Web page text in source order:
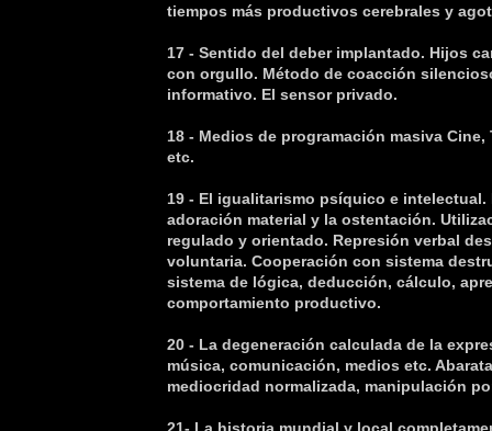
tiempos más productivos cerebrales y
17 - Sentido del deber implantado. Hijos
con orgullo. Método de coacción
informativo. El sensor privado.
18 - Medios de programación masiva Cine,
etc.
19 - El igualitarismo psíquico e
adoración material y la ostentación.
regulado y orientado. Represión verbal
voluntaria. Cooperación con sistema
sistema de lógica, deducción, cálculo,
comportamiento productivo.
20 - La degeneración calculada de la
música, comunicación, medios etc.
mediocridad normalizada, manipulación
21- La historia mundial y local